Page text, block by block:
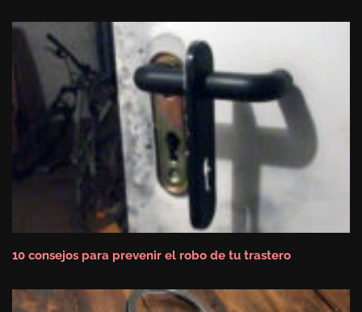
10 consejos para prevenir el robo de tu trastero